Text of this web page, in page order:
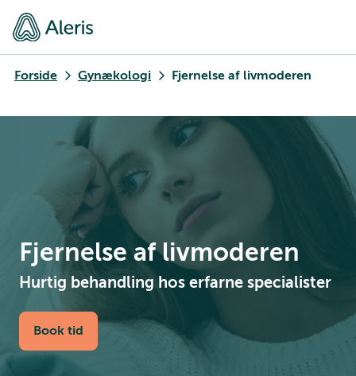
Forside Gynækologi Fjernelse af livmoderen
Fjernelse af livmoderen
Hurtig behandling hos erfarne specialister
Book tid